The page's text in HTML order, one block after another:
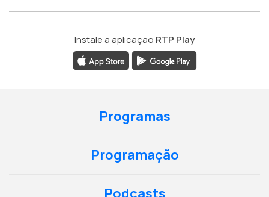
Instale a aplicação RTP Play
Programas
Programação